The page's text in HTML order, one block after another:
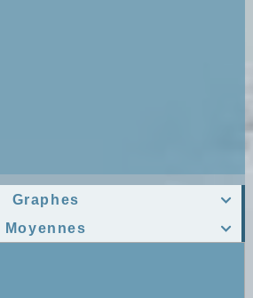

Graphes

Moyennes